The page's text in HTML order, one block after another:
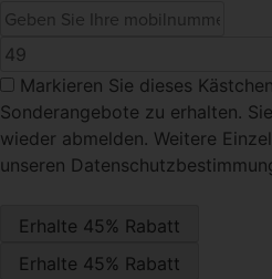
Markieren Sie dieses Kästchen
Sonderangebote zu erhalten.
wieder abmelden. Weitere
unseren